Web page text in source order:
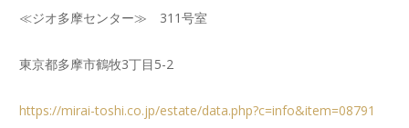
≪ジオ多摩センター≫ 311号室
東京都多摩市鶴牧3丁目5-2
https://mirai-toshi.co.jp/estate/data.php?c=info&item=08791